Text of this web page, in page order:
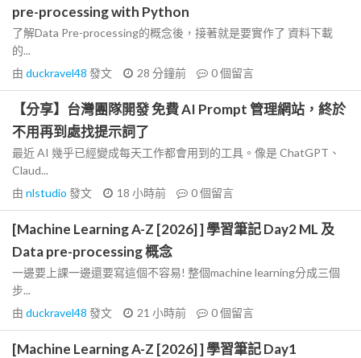
pre-processing with Python
了解Data Pre-processing的概念後，接著就是要實作了 資料下載
的...
由 duckravel48 發文 28 分鐘前 0個留言
【分享】台灣團隊開發 免費 AI Prompt 管理網站，終於
不用再到處找提示詞了
最近 AI 幾乎已經變成每天工作都會用到的工具。像是 ChatGPT、
Claud...
由 nlstudio 發文 18 小時前 0個留言
[Machine Learning A-Z [2026] ] 學習筆記 Day2 ML 及
Data pre-processing 概念
一邊要上課一邊還要寫這個不容易! 整個machine learning分成三個
步...
由 duckravel48 發文 21 小時前 0個留言
[Machine Learning A-Z [2026] ] 學習筆記 Day1